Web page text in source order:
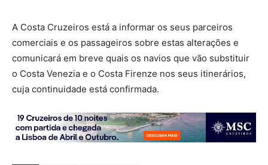
A Costa Cruzeiros está a informar os seus parceiros
comerciais e os passageiros sobre estas alterações e
comunicará em breve quais os navios que vão substituir
o Costa Venezia e o Costa Firenze nos seus itinerários,
cuja continuidade está confirmada.